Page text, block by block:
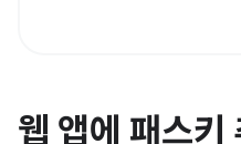
웹 앱에 패스키